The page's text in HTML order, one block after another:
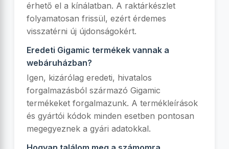
érhető el a kínálatban. A raktárkészlet
folyamatosan frissül, ezért érdemes
visszatérni új újdonságokért.
Eredeti Gigamic termékek vannak a
webáruházban?
Igen, kizárólag eredeti, hivatalos
forgalmazásból származó Gigamic
termékeket forgalmazunk. A termékleírások
és gyártói kódok minden esetben pontosan
megegyeznek a gyári adatokkal.